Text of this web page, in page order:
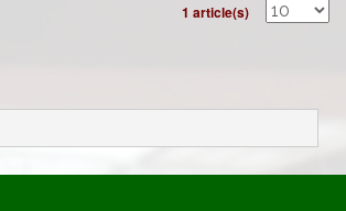
1 article(s)